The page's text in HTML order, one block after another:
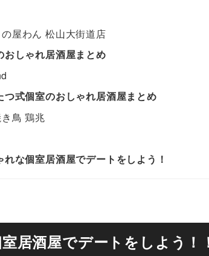
屋わん 松山大街道店
しゃれ居酒屋まとめ
式個室のおしゃれ居酒屋まとめ
鳥 鶏兆
な個室居酒屋でデートをしよう！
居酒屋でデートをしよう！